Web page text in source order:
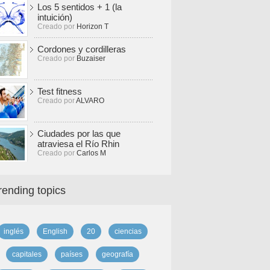
Los 5 sentidos + 1 (la
intuición)
Creado por Horizon T
Cordones y cordilleras
Creado por Buzaiser
Test fitness
Creado porALVARO
Ciudades por las que
atraviesa el Río Rhin
Creado por Carlos M
topics
inglés English 20 ciencias
capitales países geografía